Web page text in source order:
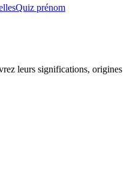
Quiz prénom
leurs significations, origines